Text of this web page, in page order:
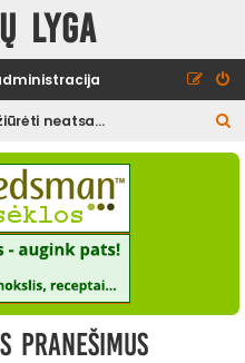
lyga
Peržiūrėti neatsakytus pranešimus
e
pranešimus